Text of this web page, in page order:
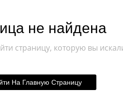
не найдена
страницу, которую вы
На Главную Страницу